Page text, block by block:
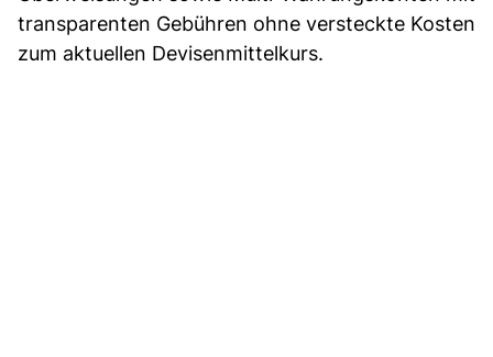
transparenten Gebühren ohne versteckte Kosten
zum aktuellen Devisenmittelkurs.